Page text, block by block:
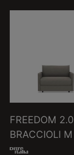
FREEDOM 2.0
BRACCIOLI M